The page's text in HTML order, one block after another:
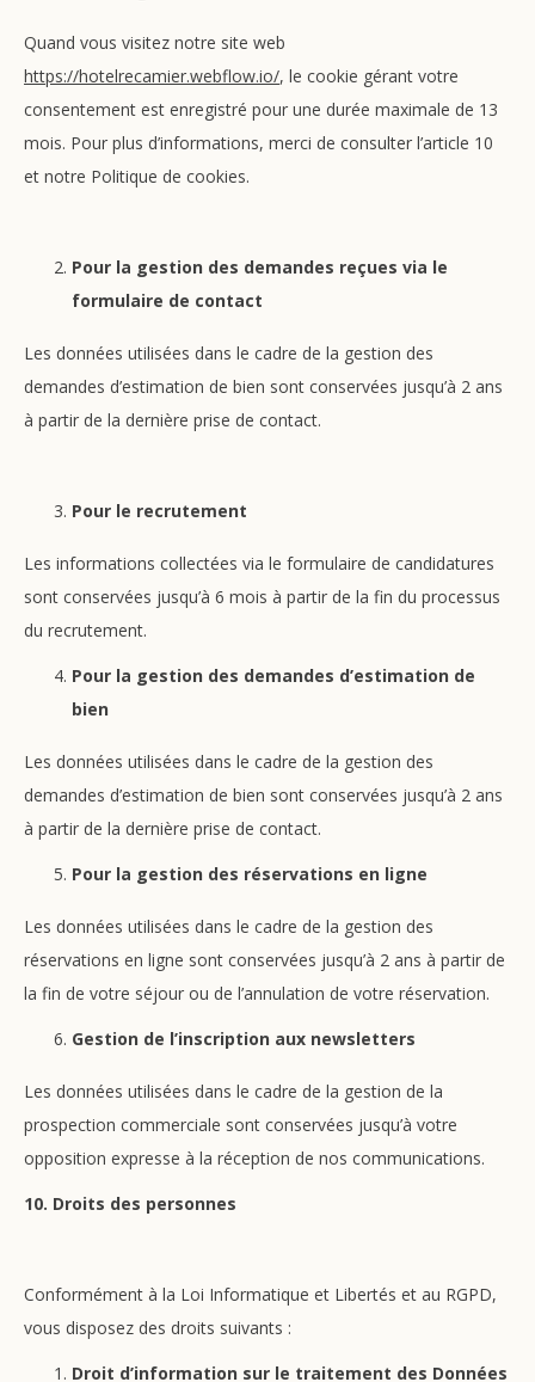
Quand vous visitez notre site web
https://hotelrecamier.webflow.io/, le cookie gérant votre
consentement est enregistré pour une durée maximale de 13
mois. Pour plus d’informations, merci de consulter l’article 10
et notre Politique de cookies.
Pour la gestion des demandes reçues via le
formulaire de contact
Les données utilisées dans le cadre de la gestion des
demandes d’estimation de bien sont conservées jusqu’à 2 ans
à partir de la dernière prise de contact.
Pour le recrutement
Les informations collectées via le formulaire de candidatures
sont conservées jusqu’à 6 mois à partir de la fin du processus
du recrutement.
Pour la gestion des demandes d’estimation de
bien
Les données utilisées dans le cadre de la gestion des
demandes d’estimation de bien sont conservées jusqu’à 2 ans
à partir de la dernière prise de contact.
Pour la gestion des réservations en ligne
Les données utilisées dans le cadre de la gestion des
réservations en ligne sont conservées jusqu’à 2 ans à partir de
la fin de votre séjour ou de l’annulation de votre réservation.
Gestion de l’inscription aux newsletters
Les données utilisées dans le cadre de la gestion de la
prospection commerciale sont conservées jusqu’à votre
opposition expresse à la réception de nos communications.
10. Droits des personnes
Conformément à la Loi Informatique et Libertés et au RGPD,
vous disposez des droits suivants :
Droit d’information sur le traitement des Données